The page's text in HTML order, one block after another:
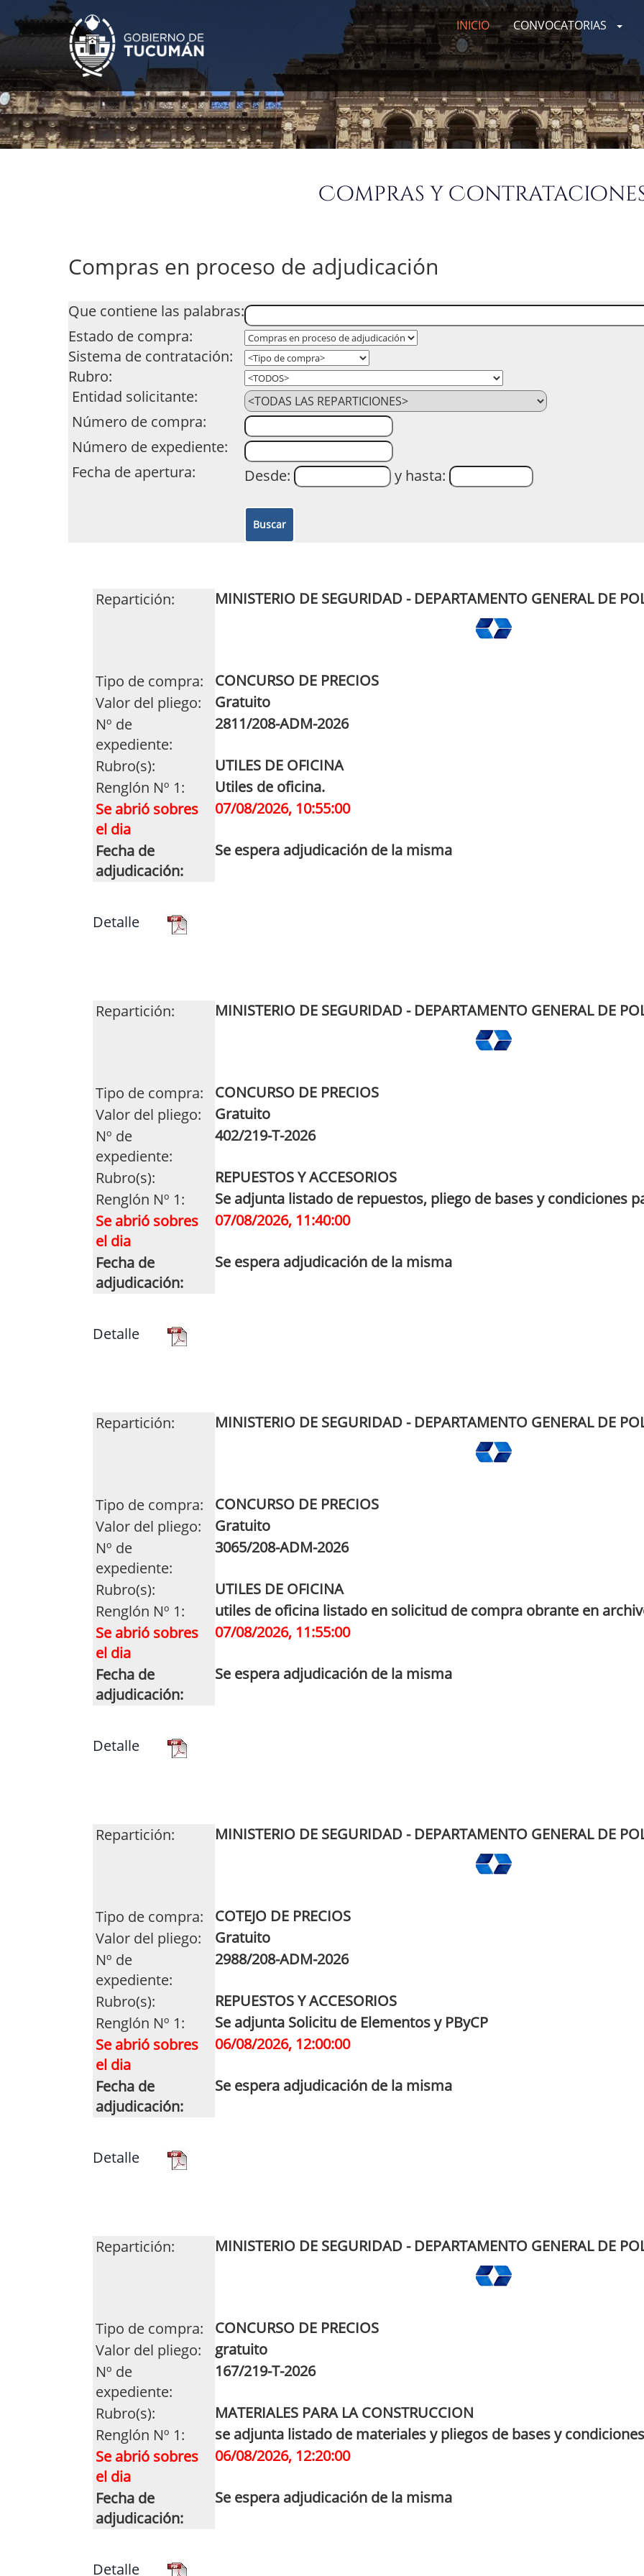
INICIO CONVOCATORIAS
Compras y
Compras en proceso de adjudicación
Que contiene las palabras:
Estado de compra:
Sistema de contratación:
Rubro:
Entidad solicitante:
Número de compra:
Número de expediente:
Fecha de apertura:
Desde: y hasta:
Repartición: MINISTERIO DE SEGURIDAD - DEPARTAMENTO GENERAL DE
Tipo de compra:
CONCURSO DE PRECIOS
Valor del pliego:
Gratuito
Nº de
expediente:
2811/208-ADM-2026
Rubro(s):
UTILES DE OFICINA
Renglón Nº 1:
Utiles de oficina.
Se abrió sobres
el dia
07/08/2026, 10:55:00
Fecha de
adjudicación:
Se espera adjudicación de la misma
Detalle
Repartición: MINISTERIO DE SEGURIDAD - DEPARTAMENTO GENERAL DE
Tipo de compra:
CONCURSO DE PRECIOS
Valor del pliego:
Gratuito
Nº de
expediente:
402/219-T-2026
Rubro(s):
REPUESTOS Y ACCESORIOS
Renglón Nº 1:
Se adjunta listado de repuestos, pliego de bases y condiciones
Se abrió sobres
el dia
07/08/2026, 11:40:00
Fecha de
adjudicación:
Se espera adjudicación de la misma
Detalle
Repartición: MINISTERIO DE SEGURIDAD - DEPARTAMENTO GENERAL DE
Tipo de compra:
CONCURSO DE PRECIOS
Valor del pliego:
Gratuito
Nº de
expediente:
3065/208-ADM-2026
Rubro(s):
UTILES DE OFICINA
Renglón Nº 1:
utiles de oficina listado en solicitud de compra obrante en
Se abrió sobres
el dia
07/08/2026, 11:55:00
Fecha de
adjudicación:
Se espera adjudicación de la misma
Detalle
Repartición: MINISTERIO DE SEGURIDAD - DEPARTAMENTO GENERAL DE
Tipo de compra:
COTEJO DE PRECIOS
Valor del pliego:
Gratuito
Nº de
expediente:
2988/208-ADM-2026
Rubro(s):
REPUESTOS Y ACCESORIOS
Renglón Nº 1:
Se adjunta Solicitu de Elementos y PByCP
Se abrió sobres
el dia
06/08/2026, 12:00:00
Fecha de
adjudicación:
Se espera adjudicación de la misma
Detalle
Repartición: MINISTERIO DE SEGURIDAD - DEPARTAMENTO GENERAL DE
Tipo de compra:
CONCURSO DE PRECIOS
Valor del pliego:
gratuito
Nº de
expediente:
167/219-T-2026
Rubro(s):
MATERIALES PARA LA CONSTRUCCION
Renglón Nº 1:
se adjunta listado de materiales y pliegos de bases y
Se abrió sobres
el dia
06/08/2026, 12:20:00
Fecha de
adjudicación:
Se espera adjudicación de la misma
Detalle